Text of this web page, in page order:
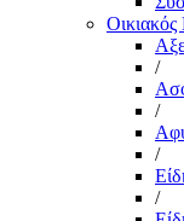
Οικιακός
/
/
/
/